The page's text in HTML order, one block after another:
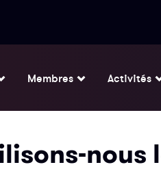
Membres Activités
nous